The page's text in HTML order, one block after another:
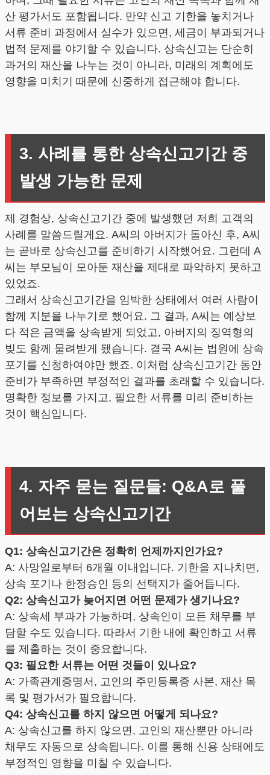
산 평가서도 포함됩니다. 만약 신고 기한을 놓치거나
서류 준비 과정에서 실수가 있으면, 세금이 부과되거나
법적 문제를 야기할 수 있습니다. 상속신고는 단순히
과거의 재산을 나누는 것이 아니라, 미래의 계획에도
영향을 미치기 때문에 신중하게 접근해야 합니다.
3. 사례를 통한 상속신고기간 중
발생 가능한 문제
제 경험상, 상속신고기간 중에 발생했던 저희 고객의
사례를 말씀드릴게요. A씨의 아버지가 돌아신 후, A씨
는 곧바로 상속신고를 준비하기 시작했어요. 그런데 A
씨는 부모님이 모아둔 재산을 제대로 파악하지 못하고
있었죠.
그래서 상속신고기간을 임박한 상태에서 여러 사람이
함께 지분을 나누기로 했어요. 그 결과, A씨는 예상보
다 적은 금액을 상속받게 되었고, 아버지의 징역형의
빚도 함께 물려받게 됐습니다. 결국 A씨는 법원에 상속
포기를 신청하여야만 했죠. 이처럼 상속신고기간 동안
준비가 부족하면 부정적인 결과를 초래할 수 있습니다.
명확한 정보를 가지고, 필요한 서류를 미리 준비하는
것이 핵심입니다.
4. 자주 묻는 질문들: Q&A로 풀
어보는 상속신고기간
Q1: 상속신고기간은 정확히 언제까지인가요?
A: 사망일로부터 6개월 이내입니다. 기한을 지나치면,
상속 포기나 한정승인 등의 선택지가 줄어듭니다.
Q2: 상속신고가 늦어지면 어떤 문제가 생기나요?
A: 상속세 부과가 가능하며, 상속인이 모든 채무를 부
담할 수도 있습니다. 따라서 기한 내에 확인하고 서류
를 제출하는 것이 중요합니다.
Q3: 필요한 서류는 어떤 것들이 있나요?
A: 가족관계증명서, 고인의 주민등록증 사본, 재산 목
록 및 평가서가 필요합니다.
Q4: 상속신고를 하지 않으면 어떻게 되나요?
A: 상속신고를 하지 않으면, 고인의 재산뿐만 아니라
채무도 자동으로 상속됩니다. 이를 통해 신용 상태에도
부정적인 영향을 미칠 수 있습니다.